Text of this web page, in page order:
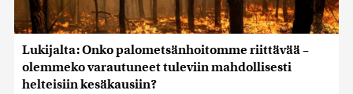
Lukijalta: Onko palometsänhoitomme riittävää –
olemmeko varautuneet tuleviin mahdollisesti
helteisiin kesäkausiin?